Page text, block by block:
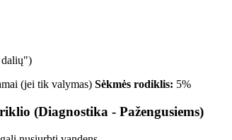
dalių")
(jei tik valymas) Sėkmės rodiklis: 5%
(Diagnostika - Pažengusiems)